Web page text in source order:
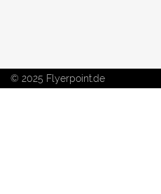
© 2025 Flyerpoint.de